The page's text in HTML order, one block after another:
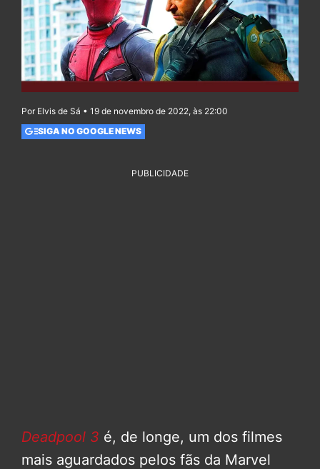
Por Elvis de Sá • 19 de novembro de 2022, às 22:00
SIGA NO GOOGLE NEWS
PUBLICIDADE
Deadpool 3 é, de longe, um dos filmes
mais aguardados pelos fãs da Marvel